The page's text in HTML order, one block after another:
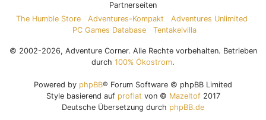
Partnerseiten
The Humble Store
Adventures-Kompakt
Adventures Unlimited
PC Games Database
Tentakelvilla
© 2002-2026, Adventure Corner. Alle Rechte vorbehalten. Betrieben
durch 100% Ökostrom.
Powered by phpBB® Forum Software © phpBB Limited
Style basierend auf proflat von © Mazeltof2017
Deutsche Übersetzung durch phpBB.de